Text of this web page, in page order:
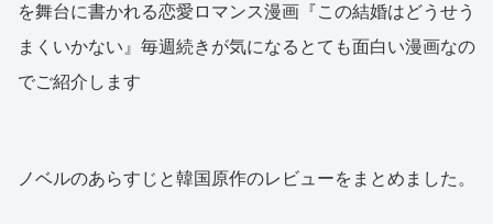
を舞台に書かれる恋愛ロマンス漫画『この結婚はどうせう
まくいかない』毎週続きが気になるとても面白い漫画なの
でご紹介します
ノベルのあらすじと韓国原作のレビューをまとめました。